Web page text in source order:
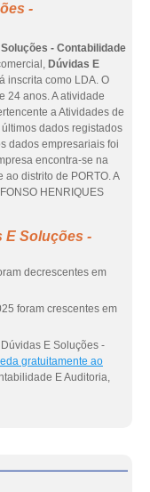
-
- Contabilidade
Dúvidas E
inscrita como LDA. O
24 anos. A atividade
a Atividades de
dados registados
dados empresariais foi
encontra-se na
ao distrito de PORTO. A
HENRIQUES
E Soluções -
decrescentes em
foram crescentes em
E Soluções -
gratuitamente ao
E Auditoria,